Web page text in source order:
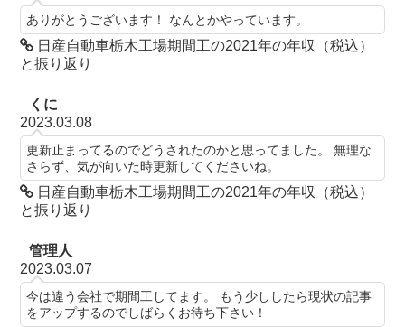
ありがとうございます！ なんとかやっています。
日産自動車栃木工場期間工の2021年の年収（税込）
と振り返り
くに
2023.03.08
更新止まってるのでどうされたのかと思ってました。 無理な
さらず、気が向いた時更新してくださいね。
日産自動車栃木工場期間工の2021年の年収（税込）
と振り返り
管理人
2023.03.07
今は違う会社で期間工してます。 もう少ししたら現状の記事
をアップするのでしばらくお待ち下さい！